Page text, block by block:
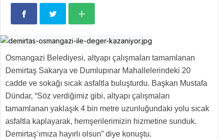
Osmangazi Belediyesi, altyapı çalışmaları tamamlanan
Demirtaş Sakarya ve Dumlupınar Mahallelerindeki 20
cadde ve sokağı sıcak asfaltla buluşturdu. Başkan Mustafa
Dündar, “Söz verdiğimiz gibi, altyapı çalışmaları
tamamlanan yaklaşık 4 bin metre uzunluğundaki yolu sıcak
asfaltla kaplayarak, hemşerilerimizin hizmetine sunduk.
Demirtaş’ımıza hayırlı olsun” diye konuştu.